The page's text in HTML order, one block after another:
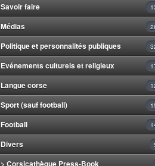
Savoir faire
Médias
Politique et personnalités publiques
Evénements culturels et religieux
Langue corse
Sport (sauf football)
Football
Divers
> Corsicathèque Press-Book